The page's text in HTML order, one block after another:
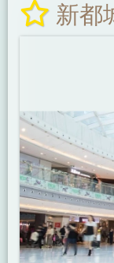
新都